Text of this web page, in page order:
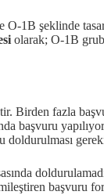
O-1B şeklinde
olarak; O-1B
Birden fazla
başvuru
doldurulması
başvuru